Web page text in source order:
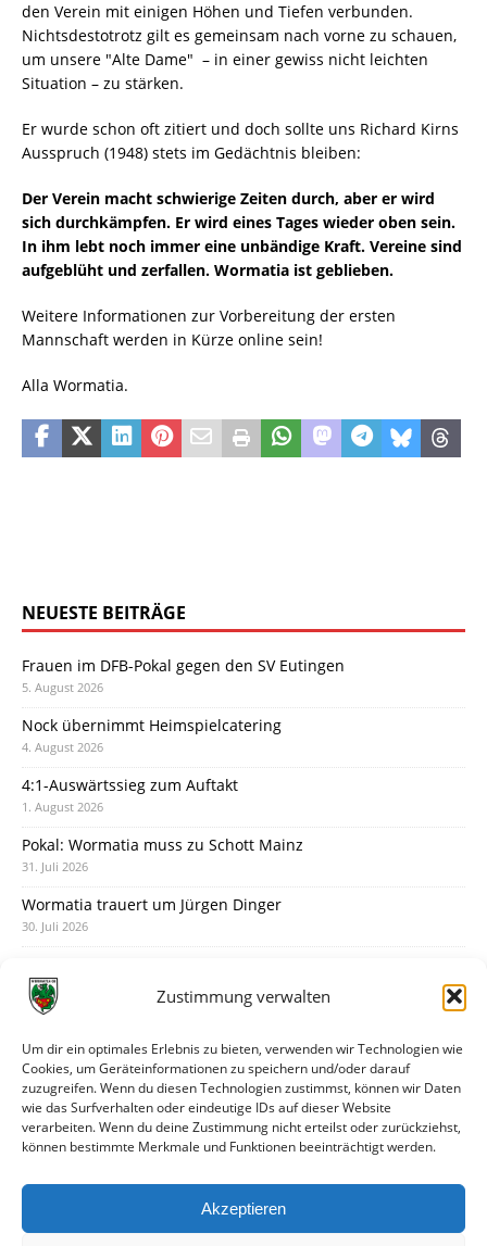
Zustimmung verwalten
Um dir ein optimales Erlebnis zu bieten, verwenden wir Technologien wie
Cookies, um Geräteinformationen zu speichern und/oder darauf
zuzugreifen. Wenn du diesen Technologien zustimmst, können wir Daten
wie das Surfverhalten oder eindeutige IDs auf dieser Website
verarbeiten. Wenn du deine Zustimmung nicht erteilst oder zurückziehst,
können bestimmte Merkmale und Funktionen beeinträchtigt werden.
Akzeptieren
den Verein mit einigen Höhen und Tiefen verbunden.
Nichtsdestotrotz gilt es gemeinsam nach vorne zu schauen,
um unsere "Alte Dame" – in einer gewiss nicht leichten
Situation – zu stärken.
Er wurde schon oft zitiert und doch sollte uns Richard Kirns
Ausspruch (1948) stets im Gedächtnis bleiben:
Der Verein macht schwierige Zeiten durch, aber er wird
sich durchkämpfen. Er wird eines Tages wieder oben sein.
In ihm lebt noch immer eine unbändige Kraft. Vereine sind
aufgeblüht und zerfallen. Wormatia ist geblieben.
Weitere Informationen zur Vorbereitung der ersten
Mannschaft werden in Kürze online sein!
Alla Wormatia.
NEUESTE BEITRÄGE
Frauen im DFB-Pokal gegen den SV Eutingen
5. August 2026
Nock übernimmt Heimspielcatering
4. August 2026
4:1-Auswärtssieg zum Auftakt
1. August 2026
Pokal: Wormatia muss zu Schott Mainz
31. Juli 2026
Wormatia trauert um Jürgen Dinger
30. Juli 2026
28. Juli 2026
28. Juli 2026
Neue Podcast-Folge: So tickt Björn!
27. Juli 2026
Eindrücke vom Stadionfest
Unterhaltsamer Abschlusstest mit später Niederlage
25. Juli 2026